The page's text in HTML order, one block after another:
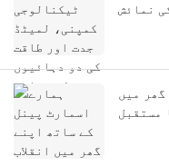
نمائش
میں
مستقبل